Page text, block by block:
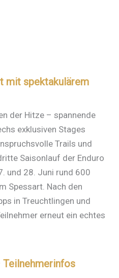
mit spektakulärem
der Hitze – spannende
exklusiven Stages
Trails und
Saisonlauf der Enduro
und 28. Juni rund 600
Spessart. Nach den
in Treuchtlingen und
erneut ein echtes
Teilnehmerinfos